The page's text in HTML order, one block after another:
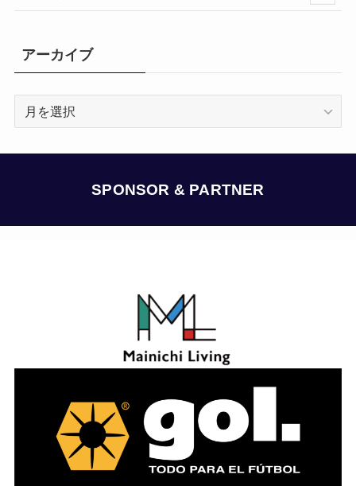
アーカイブ
SPONSOR & PARTNER